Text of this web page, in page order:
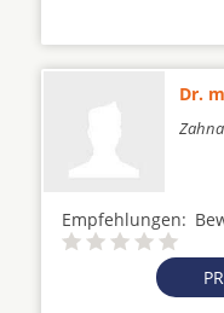
Dr.
Empfehlungen: